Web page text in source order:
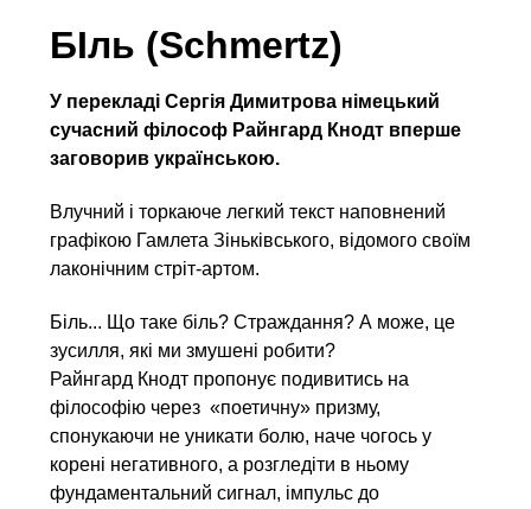
БІль (Schmertz)
У перекладі Сергія Димитрова німецький
сучасний філософ Райнгард Кнодт вперше
заговорив українською.
Влучний і торкаюче легкий текст наповнений
графікою Гамлета Зіньківського, відомого своїм
лаконічним стріт-артом.
Біль... Що таке біль? Страждання? А може, це
зусилля, які ми змушені робити?
Райнгард Кнодт пропонує подивитись на
філософію через «поетичну» призму,
спонукаючи не уникати болю, наче чогось у
корені негативного, а розгледіти в ньому
фундаментальний сигнал, імпульс до